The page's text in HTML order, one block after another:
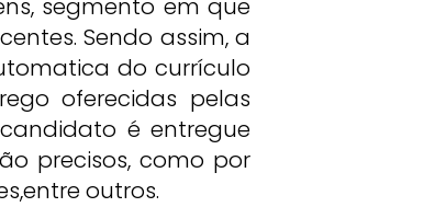
segmento em que
Sendo assim, a
do currículo
oferecidas pelas
é entregue
precisos, como por
outros.